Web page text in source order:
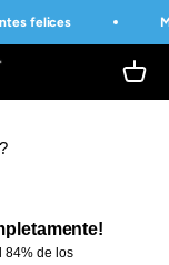
felices
Abrir
84% de los